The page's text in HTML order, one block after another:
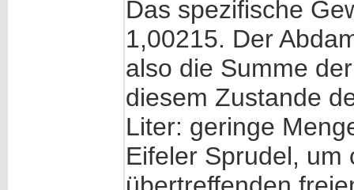
Das spezifische
1,00215. Der
also die Summe
diesem Zustande
Liter: geringe
Eifeler Sprudel, um